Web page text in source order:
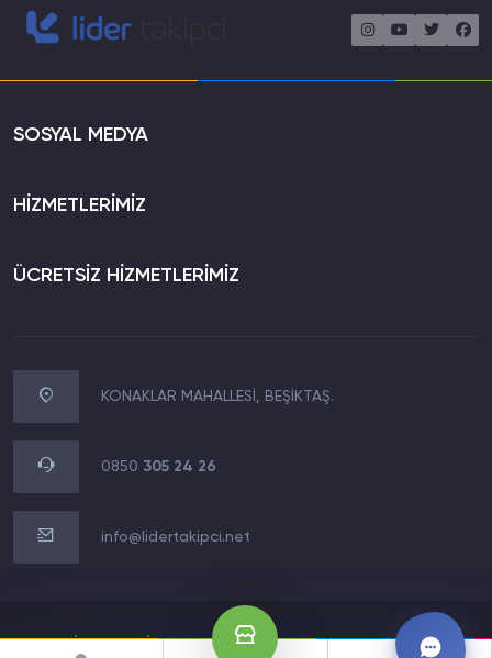
üretimi, izleyicilerle etkileşim, sosyal medya kullanımı ve
Twitch partner programlarına katılım gibi stratejiler,
ulaşmalarına yardımcı olabilir.
SOSYAL MEDYA
HİZMETLERİMİZ
ÜCRETSİZ HİZMETLERİMİZ
KONAKLAR MAHALLESİ, BEŞİKTAŞ.
0850 305 24 26
info@lidertakipci.net
2020 LİDERMEDİA TECHNOLOGY LTD.Tüm Hakları Saklıdır.
WhatsApp İletişim
Müşteri Destek Hattı
E-Posta Destek Hattı